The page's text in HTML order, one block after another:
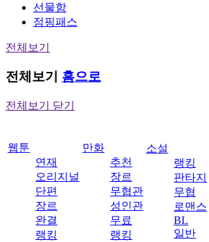
선물함
점핑패스
전체보기
전체보기 홈으로
전체보기 닫기
웹툰
연재
오리지널
단편
장르
완결
랭킹
만화
추천
장르
무협관
성인관
무료
랭킹
소설
랭킹
판타지
무협
로맨스
BL
일반